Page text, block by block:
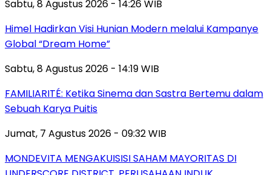
Sabtu, 8 Agustus 2026 - 14:26 WIB
Himel Hadirkan Visi Hunian Modern melalui Kampanye
Global “Dream Home”
Sabtu, 8 Agustus 2026 - 14:19 WIB
FAMILIARITÉ: Ketika Sinema dan Sastra Bertemu dalam
Sebuah Karya Puitis
Jumat, 7 Agustus 2026 - 09:32 WIB
MONDEVITA MENGAKUISISI SAHAM MAYORITAS DI